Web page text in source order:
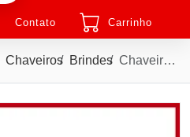
Contato Carrinho
Chaveiros Brindes Chaveiro de Metal com formato de carro Sedan X14427